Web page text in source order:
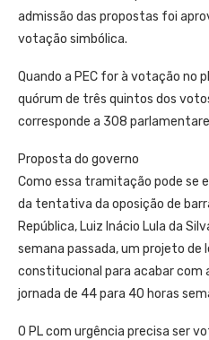
admissão das propostas foi
votação simbólica.
Quando a PEC for à votação no
quórum de três quintos dos
corresponde a 308
Proposta do governo
Como essa tramitação pode se
da tentativa da oposição de
República, Luiz Inácio Lula da
semana passada, um projeto de
constitucional para acabar com
jornada de 44 para 40 horas
O PL com urgência precisa ser